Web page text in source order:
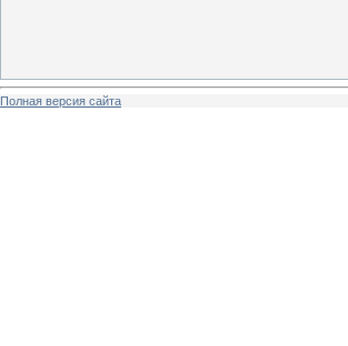
Полная версия сайта